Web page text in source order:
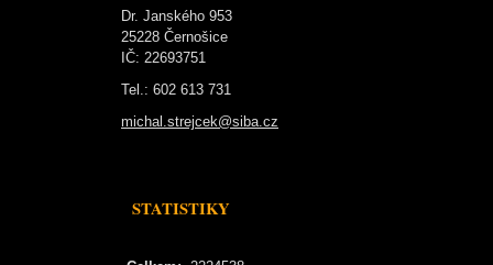
Dr. Janského 953
25228 Černošice
IČ: 22693751
Tel.: 602 613 731
michal.strejcek@siba.cz
STATISTIKY